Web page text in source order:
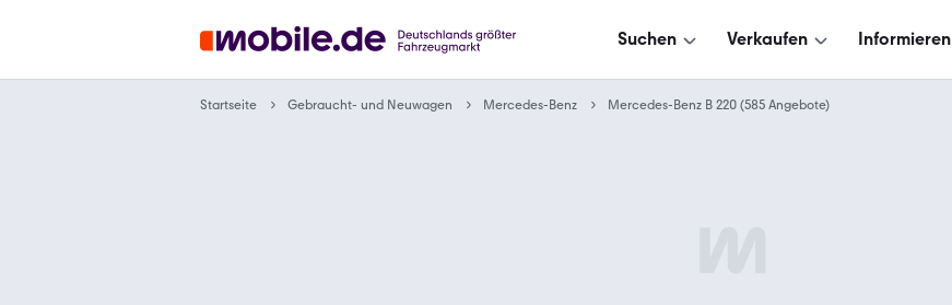
Suchen Verkaufen Informieren
Startseite Gebraucht- und Neuwagen Mercedes-Benz Mercedes-Benz B 220 (585 Angebote)